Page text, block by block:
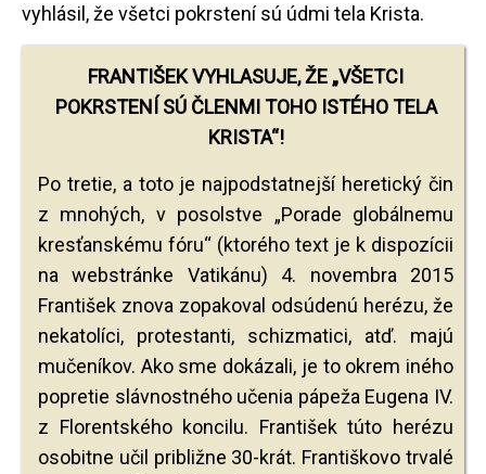
vyhlásil, že všetci pokrstení sú údmi tela Krista.
FRANTIŠEK VYHLASUJE, ŽE „VŠETCI
POKRSTENÍ SÚ ČLENMI TOHO ISTÉHO TELA
KRISTA“!
Po tretie, a toto je najpodstatnejší heretický čin
z mnohých, v posolstve „Porade globálnemu
kresťanskému fóru“ (ktorého text je k dispozícii
na webstránke Vatikánu) 4. novembra 2015
František znova zopakoval odsúdenú herézu, že
nekatolíci, protestanti, schizmatici, atď. majú
mučeníkov. Ako sme dokázali, je to okrem iného
popretie slávnostného učenia pápeža Eugena IV.
z Florentského koncilu. František túto herézu
osobitne učil približne 30-krát. Františkovo trvalé